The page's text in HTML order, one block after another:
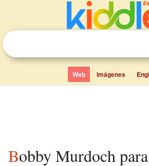
Web Imágenes
Bobby Murdoch